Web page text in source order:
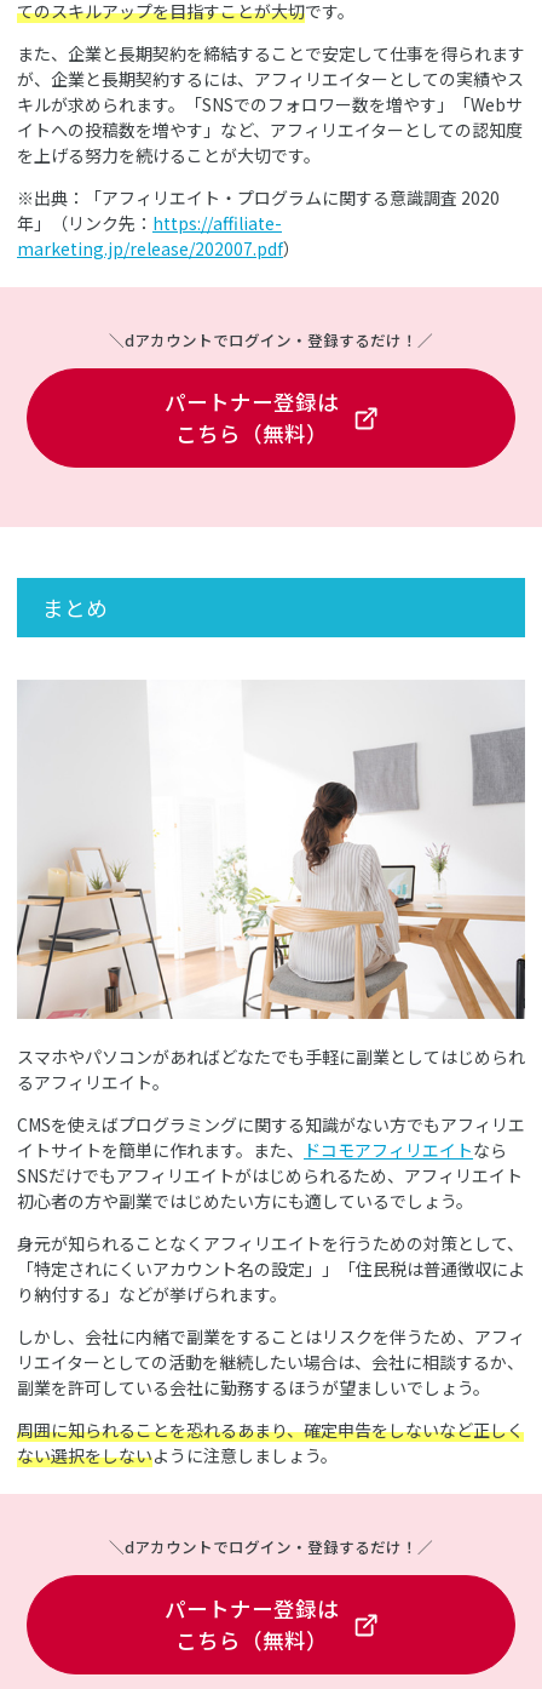
てのスキルアップを目指すことが大切です。
また、企業と長期契約を締結することで安定して仕事を得られます
が、企業と長期契約するには、アフィリエイターとしての実績やス
キルが求められます。「SNSでのフォロワー数を増やす」「Webサ
イトへの投稿数を増やす」など、アフィリエイターとしての認知度
を上げる努力を続けることが大切です。
※出典：「アフィリエイト・プログラムに関する意識調査 2020
年」（リンク先： https://affiliate-
marketing.jp/release/202007.pdf）
＼dアカウントでログイン・登録するだけ！／
パートナー登録は
こちら（無料）
まとめ
スマホやパソコンがあればどなたでも手軽に副業としてはじめられ
るアフィリエイト。
CMSを使えばプログラミングに関する知識がない方でもアフィリエ
イトサイトを簡単に作れます。また、
ドコモアフィリエイトなら
SNSだけでもアフィリエイトがはじめられるため、アフィリエイト
初心者の方や副業ではじめたい方にも適しているでしょう。
身元が知られることなくアフィリエイトを行うための対策として、
「特定されにくいアカウント名の設定」」「住民税は普通徴収によ
り納付する」などが挙げられます。
しかし、会社に内緒で副業をすることはリスクを伴うため、アフィ
リエイターとしての活動を継続したい場合は、会社に相談するか、
副業を許可している会社に勤務するほうが望ましいでしょう。
周囲に知られることを恐れるあまり、確定申告をしないなど正しく
ない選択をしないように注意しましょう。
＼dアカウントでログイン・登録するだけ！／
パートナー登録は
こちら（無料）